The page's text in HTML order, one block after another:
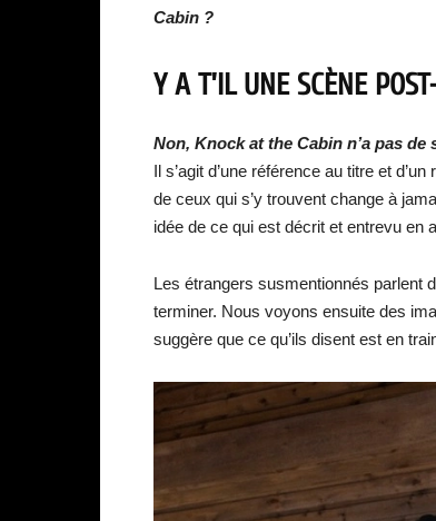
Cabin ?
Y A T’IL UNE SCÈNE
Non, Knock at the Cabin n’a pas de
Il s’agit d’une référence au titre et
de ceux qui s’y trouvent change à
idée de ce qui est décrit et entrevu en
Les étrangers susmentionnés parlent
terminer. Nous voyons ensuite des
suggère que ce qu’ils disent est en